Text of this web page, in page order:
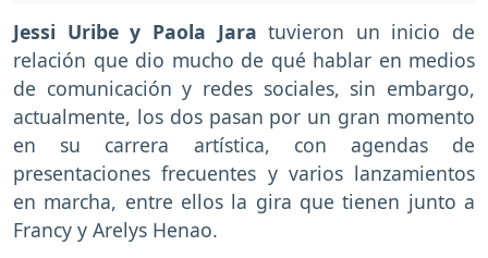
Jessi Uribe y Paola Jara tuvieron un inicio de
relación que dio mucho de qué hablar en medios
de comunicación y redes sociales, sin embargo,
actualmente, los dos pasan por un gran momento
en su carrera artística, con agendas de
presentaciones frecuentes y varios lanzamientos
en marcha, entre ellos la gira que tienen junto a
Francy y Arelys Henao.